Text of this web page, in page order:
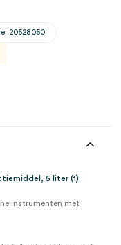
20528050
5 liter (1)
instrumenten met